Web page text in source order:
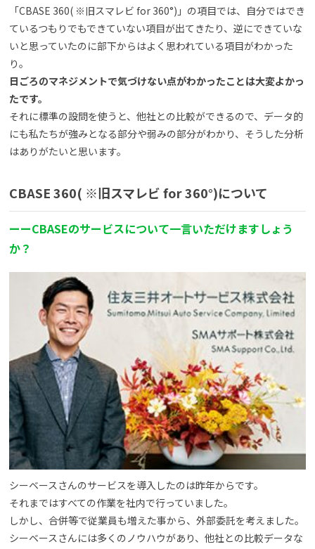
「CBASE 360( ※旧スマレビ for 360°)」の項目では、自分ではでき
ているつもりでもできていない項目が出てきたり、逆にできていな
いと思っていたのに部下からはよく思われている項目がわかった
り。
日ごろのマネジメントで気づけない点がわかったことは大変よかっ
たです。
それに標準の設問を使うと、他社との比較ができるので、データ的
にも私たちが強みとなる部分や弱みの部分がわかり、そうした分析
はありがたいと思います。
CBASE 360( ※旧スマレビ for 360°)について
ーーCBASEのサービスについて一言いただけますしょう
か？
シーベースさんのサービスを導入したのは昨年からです。
それまではすべての作業を社内で行っていました。
しかし、合併等で従業員も増えた事から、外部委託を考えました。
シーベースさんには多くのノウハウがあり、他社との比較データな